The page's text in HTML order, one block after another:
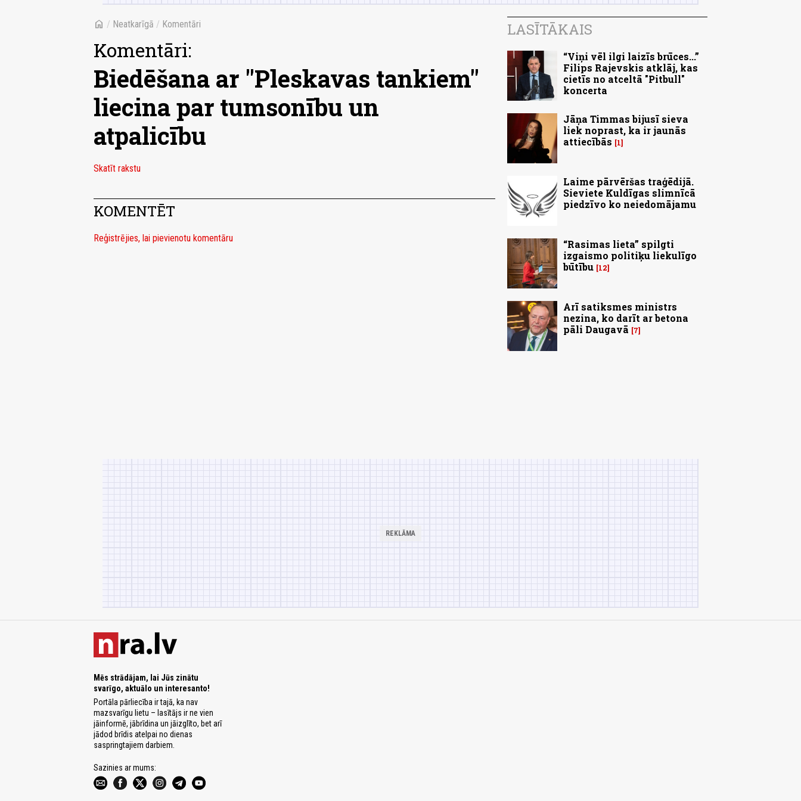
home / Neatkarīgā / Komentāri
Komentāri:
Biedēšana ar "Pleskavas tankiem"
liecina par tumsonību un
atpalicību
Skatīt rakstu
KOMENTĒT
Reģistrējies, lai pievienotu komentāru
LASĪTĀKAIS
“Viņi vēl ilgi laizīs brūces...”
Filips Rajevskis atklāj, kas
cietīs no atceltā "Pitbull"
koncerta
Jāņa Timmas bijusī sieva
liek noprast, ka ir jaunās
attiecībās
1
Laime pārvēršas traģēdijā.
Sieviete Kuldīgas slimnīcā
piedzīvo ko neiedomājamu
“Rasimas lieta” spilgti
izgaismo politiķu liekulīgo
būtību 12
Arī satiksmes ministrs
nezina, ko darīt ar betona
pāli Daugavā
7
Mēs strādājam, lai Jūs zinātu
svarīgo, aktuālo un interesanto!
Portāla pārliecība ir tajā, ka nav
mazsvarīgu lietu – lasītājs ir ne vien
jāinformē, jābrīdina un jāizglīto, bet arī
jādod brīdis atelpai no dienas
saspringtajiem darbiem.
Sazinies ar mums: